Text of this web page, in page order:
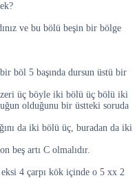
ve bu bölü beşin bir bölge
böl 5 başında dursun üstü bir
üç böyle iki bölü üç bölü iki
olduğunu bir üstteki soruda
da iki bölü üç, buradan da iki
beş artı C olmalıdır.
4 çarpı kök içinde o 5 xx 2